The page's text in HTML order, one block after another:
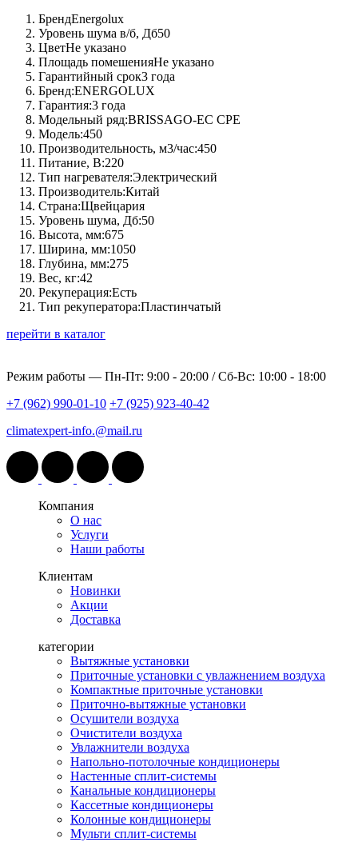
БрендEnergolux
Уровень шума в/б, Дб50
ЦветНе указано
Площадь помешенияНе указано
Гарантийный срок3 года
Бренд:ENERGOLUX
Гарантия:3 года
Модельный ряд:BRISSAGO-EC CPE
Модель:450
Производительность, м3/час:450
Питание, В:220
Тип нагревателя:Электрический
Производитель:Китай
Страна:Щвейцария
Уровень шума, Дб:50
Высота, мм:675
Ширина, мм:1050
Глубина, мм:275
Вес, кг:42
Рекуперация:Есть
Тип рекуператора:Пластинчатый
перейти в каталог
Режим работы — Пн-Пт: 9:00 - 20:00 / Сб-Вс: 10:00 - 18:00
+7 (962) 990-01-10 +7 (925) 923-40-42
climatexpert-info.@mail.ru
Компания
О нас
Услуги
Наши работы
Клиентам
Новинки
Акции
Доставка
категории
Вытяжные установки
Приточные установки с увлажнением воздуха
Компактные приточные установки
Приточно-вытяжные установки
Осушители воздуха
Очистители воздуха
Увлажнители воздуха
Напольно-потолочные кондиционеры
Настенные сплит-системы
Канальные кондиционеры
Кассетные кондиционеры
Колонные кондиционеры
Мульти сплит-системы